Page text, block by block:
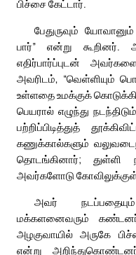
பிச்சை கேட்டார்.
பேதுருவும்
பார்” என்று கூறினர்.
எதிர்பார்ப்புடன்
அவரிடம், “வெள்ளியும்
உள்ளதை உமக்குக்
பெயரால் எழுந்து
பற்றிப்பிடித்துத்
கணுக்கால்களும்
தொடங்கினார்; துள்ளி
அவர்களோடு
அவர்
மக்களனைவரும்
அழகுவாயில் அருகே
என்று